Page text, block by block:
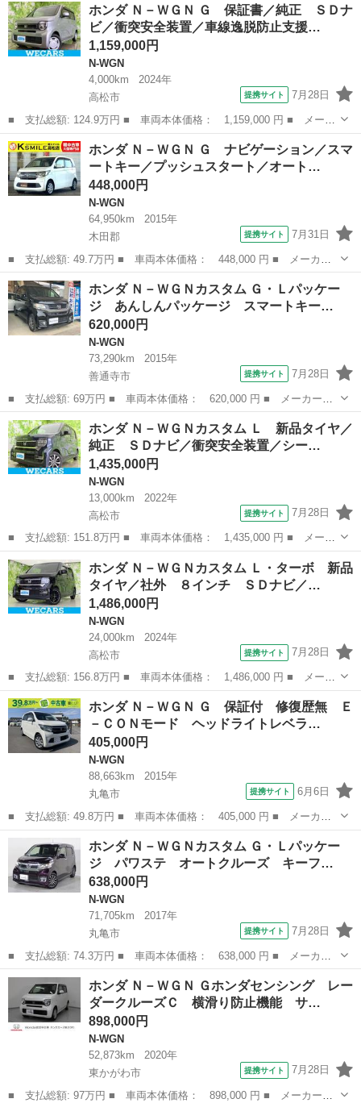
名： Ｌ・ターボ デモカーＵＰ・９ｉｎナビ・フルセグ・バックカ
メラ・ＥＴＣ...
ホンダ Ｎ－ＷＧＮ Ｇ 保証書／純正 ＳＤナ
ビ／衝突安全装置／車線逸脱防止支援…
1,159,000円
N-WGN
4,000km
2024年
高松市
提携サイト 7月28日
■ 支払総額: 124.9万円 ■ 車両本体価格： 1,159,000 円 ■ メーカ
ー名： ホンダ ■ 車種名： Ｎ－ＷＧＮ ■ グレード名： Ｇ 保
証書／純正 ＳＤナビ／衝突安全装置／車線逸脱防止支援システム／
ＵＳＢジ...
香川 高松市 N-WGN
ホンダ Ｎ－ＷＧＮ Ｇ ナビゲーション／スマ
ートキー／プッシュスタート／オート…
448,000円
N-WGN
64,950km
2015年
木田郡
提携サイト 7月31日
■ 支払総額: 49.7万円 ■ 車両本体価格： 448,000 円 ■ メーカー
名： ホンダ ■ 車種名： Ｎ－ＷＧＮ ■ グレード名： Ｇ ナビ
ゲーション／スマートキー／プッシュスタート／オートエアコン／電
動格納ミラー...
香川 木田郡 N-WGN
ホンダ Ｎ－ＷＧＮカスタム Ｇ・Ｌパッケー
ジ あんしんパッケージ スマートキー…
620,000円
N-WGN
73,290km
2015年
善通寺市
提携サイト 7月28日
■ 支払総額: 69万円 ■ 車両本体価格： 620,000 円 ■ メーカー
名： ホンダ ■ 車種名： Ｎ－ＷＧＮカスタム ■ グレード名：
Ｇ・Ｌパッケージ あんしんパッケージ スマートキー プッシュス
タート 電動格納...
香川 善通寺市 N-WGN
ホンダ Ｎ－ＷＧＮカスタム Ｌ 新品タイヤ／
純正 ＳＤナビ／衝突安全装置／シー…
1,435,000円
N-WGN
13,000km
2022年
高松市
提携サイト 7月28日
■ 支払総額: 151.8万円 ■ 車両本体価格： 1,435,000 円 ■ メーカ
ー名： ホンダ ■ 車種名： Ｎ－ＷＧＮカスタム ■ グレード
名： Ｌ 新品タイヤ／純正 ＳＤナビ／衝突安全装置／シートヒー
ター 前席／...
香川 高松市 N-WGN
ホンダ Ｎ－ＷＧＮカスタム Ｌ・ターボ 新品
タイヤ／社外 ８インチ ＳＤナビ／…
1,486,000円
N-WGN
24,000km
2024年
高松市
提携サイト 7月28日
■ 支払総額: 156.8万円 ■ 車両本体価格： 1,486,000 円 ■ メーカ
ー名： ホンダ ■ 車種名： Ｎ－ＷＧＮカスタム ■ グレード
名： Ｌ・ターボ 新品タイヤ／社外 ８インチ ＳＤナビ／ホンダ
センシング／...
香川 高松市 N-WGN
ホンダ Ｎ－ＷＧＮ Ｇ 保証付 修復歴無 Ｅ
－ＣＯＮモード ヘッドライトレベラ…
405,000円
N-WGN
88,663km
2015年
丸亀市
提携サイト 6月6日
■ 支払総額: 49.8万円 ■ 車両本体価格： 405,000 円 ■ メーカー
名： ホンダ ■ 車種名： Ｎ－ＷＧＮ ■ グレード名： Ｇ 保証
付 修復歴無 Ｅ－ＣＯＮモード ヘッドライトレベライザー スマ
ートキー プ...
N-WGN
ホンダ Ｎ－ＷＧＮカスタム Ｇ・Ｌパッケー
ジ パワステ オートクルーズ キーフ…
638,000円
N-WGN
71,705km
2017年
丸亀市
提携サイト 7月28日
■ 支払総額: 74.3万円 ■ 車両本体価格： 638,000 円 ■ メーカー
名： ホンダ ■ 車種名： Ｎ－ＷＧＮカスタム ■ グレード名：
Ｇ・Ｌパッケージ パワステ オートクルーズ キーフリー Ｂカメ
ラ 衝突軽減...
香川 丸亀市 N-WGN
ホンダ Ｎ－ＷＧＮ Ｇホンダセンシング レー
ダークルーズＣ 横滑り防止機能 サ…
898,000円
N-WGN
52,873km
2020年
東かがわ市
提携サイト 7月28日
■ 支払総額: 97万円 ■ 車両本体価格： 898,000 円 ■ メーカー